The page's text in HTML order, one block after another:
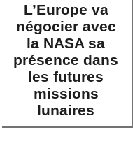
L’Europe va
négocier avec
la NASA sa
présence dans
les futures
missions
lunaires